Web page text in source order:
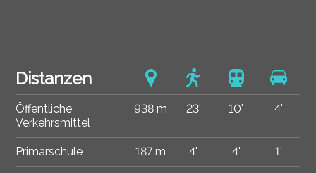
Distanzen
Öffentliche
Verkehrsmittel
938 m 23' 10' 4'
Primarschule 187 m 4' 4' 1'